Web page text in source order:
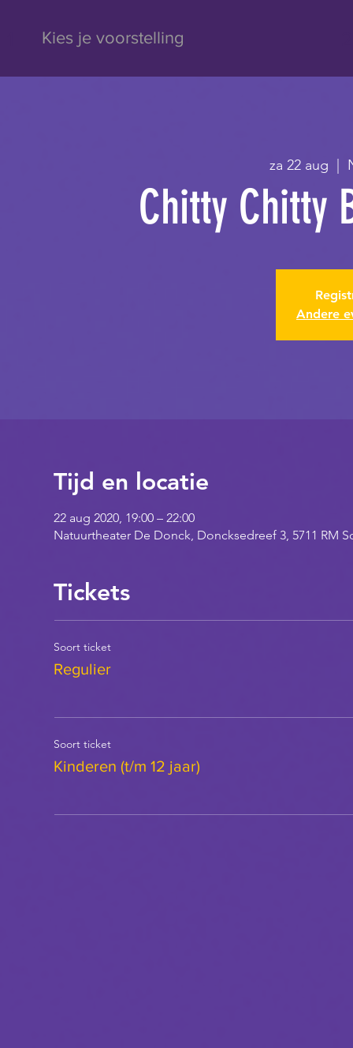
Kies je voorstelling
za 22 aug
Chitty Chitty
Andere
Tijd en locatie
22 aug 2020, 19:00 – 22:00
Natuurtheater De Donck, Doncksedreef 3, 5711 RM
Tickets
Soort ticket
Regulier
Soort ticket
Kinderen (t/m 12 jaar)